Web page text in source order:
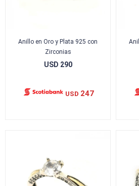
Anillo en Oro y Plata 925 con
Zirconias
USD 290
USD 247